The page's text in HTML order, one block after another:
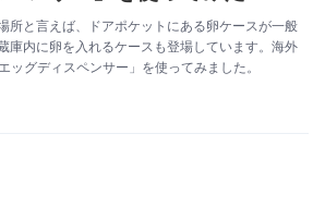
所と言えば、ドアポケットにある卵ケースが一般
庫内に卵を入れるケースも登場しています。海外
ッグディスペンサー」を使ってみました。